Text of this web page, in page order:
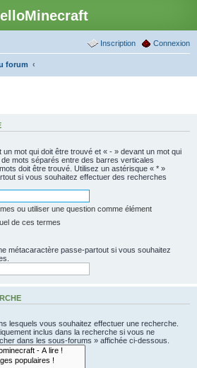
Connexion
Inscription
forum
mot qui doit être trouvé et « - » devant un mot qui
mots séparés entre des barres verticales
doit être trouvé. Utilisez un astérisque « * »
si vous souhaitez effectuer des recherches
ou utiliser une question comme élément
de ces termes
métacaractère passe-partout si vous souhaitez
lesquels vous souhaitez effectuer une recherche.
inclus dans la recherche si vous ne
dans les sous-forums » affichée ci-dessous.